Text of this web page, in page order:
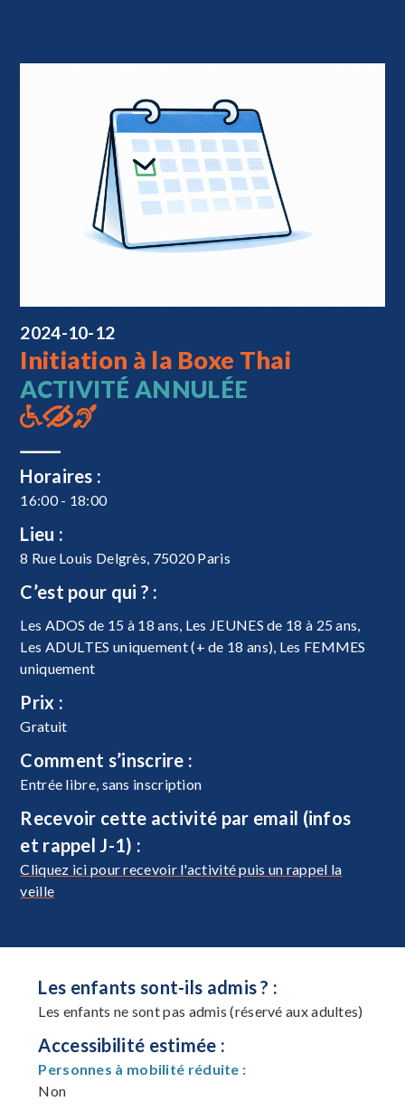
2024-10-12
Initiation à la Boxe Thai
ACTIVITÉ ANNULÉE
Horaires :
16:00 - 18:00
Lieu :
8 Rue Louis Delgrès, 75020 Paris
C’est pour qui ? :
Les ADOS de 15 à 18 ans, Les JEUNES de 18 à 25 ans,
Les ADULTES uniquement (+ de 18 ans), Les FEMMES
uniquement
Prix :
Gratuit
Comment s’inscrire :
Entrée libre, sans inscription
Recevoir cette activité par email (infos
et rappel J-1) :
Cliquez ici pour recevoir l'activité puis un rappel la
veille
Les enfants sont-ils admis ? :
Les enfants ne sont pas admis (réservé aux adultes)
Accessibilité estimée :
Personnes à mobilité réduite :
Non